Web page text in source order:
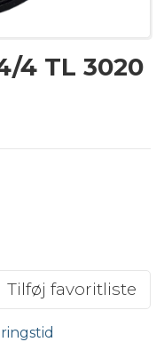
4 TL 3020
Tilføj favoritliste